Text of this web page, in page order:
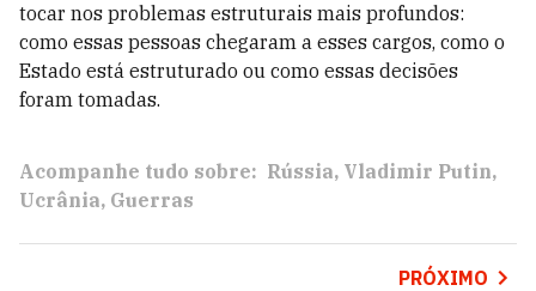
tocar nos problemas estruturais mais profundos:
como essas pessoas chegaram a esses cargos, como o
Estado está estruturado ou como essas decisões
foram tomadas.
Acompanhe tudo sobre: Rússia Vladimir Putin
Ucrânia Guerras
PRÓXIMO